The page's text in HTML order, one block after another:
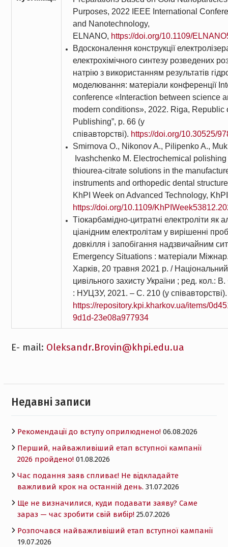
Purposes, 2022 IEEE International
and Nanotechnology,
ELNANO, https://doi.org/10.1109/
Вдосконалення конструкції
електрохімічного синтезу розведених
натрію з використанням результатів
моделювання: матеріали конференції
conference «Interaction between science
modern conditions», 2022. Riga, Republic
Publishing”, p. 66 (у
співавторстві). https://doi.org/10.30525/
Smirnova O., Nikonov A., Pilipenko A.,
Ivashchenko M. Electrochemical
thiourea-citrate solutions in the
instruments and orthopedic dental
KhPI Week on Advanced Technology,
https://doi.org/10.1109/
Тіокарбамідно-цитратні електроліти як
ціанідним електролітам у вирішенні
довкілля і запобігання надзвичайним
Emergency Situations : матеріали
Харків, 20 травня 2021 р. / Національний
цивільного захисту України ; ред. кол.:
: НУЦЗУ, 2021. – С. 210 (у
https://repository.kpi.kharkov.ua/items/
9d1d-23e08a977934
Е- mail: Oleksandr.Brovin@khpi.edu.ua
Недавні записи
Рекомендації до вступу оприлюднено! 06.08.2026
Перший, найважливіший етап вступної кампанії
2026 пройдено! 01.08.2026
Час подання заяв спливає! Не відкладайте
важливий крок на останній день. 31.07.2026
Ще не визначилися, куди подавати заяву? Саме
зараз — час зробити свій вибір! 25.07.2026
Розпочався найважливіший етап вступної кампанії
19.07.2026